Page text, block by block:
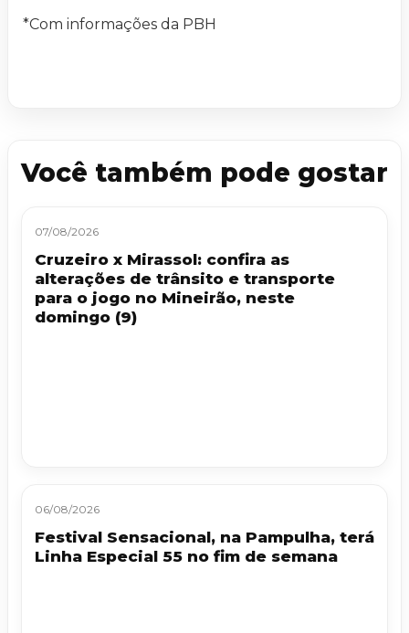
*Com informações da PBH
Você também pode gostar
07/08/2026
Cruzeiro x Mirassol: confira as
alterações de trânsito e transporte
para o jogo no Mineirão, neste
domingo (9)
06/08/2026
Festival Sensacional, na Pampulha, terá
Linha Especial 55 no fim de semana